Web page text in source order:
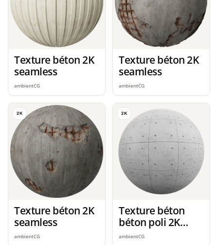
Texture béton 2K
seamless
ambientCG
Texture béton 2K
seamless
ambientCG
2K
Texture béton 2K
seamless
ambientCG
2K
Texture béton
béton poli 2K
seamless
ambientCG